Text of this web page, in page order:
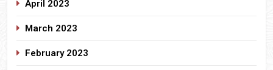
April 2023
March 2023
February 2023